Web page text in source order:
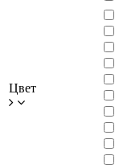
Цвет